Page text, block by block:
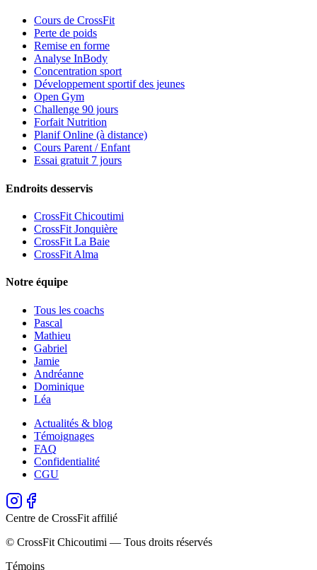
Cours de CrossFit
Perte de poids
Remise en forme
Analyse InBody
Concentration sport
Développement sportif des jeunes
Open Gym
Challenge 90 jours
Forfait Nutrition
Planif Online (à distance)
Cours Parent / Enfant
Essai gratuit 7 jours
Endroits desservis
CrossFit Chicoutimi
CrossFit Jonquière
CrossFit La Baie
CrossFit Alma
Notre équipe
Tous les coachs
Pascal
Mathieu
Gabriel
Jamie
Andréanne
Dominique
Léa
Actualités & blog
Témoignages
FAQ
Confidentialité
CGU
Centre de CrossFit affilié
© CrossFit Chicoutimi — Tous droits réservés
Témoins